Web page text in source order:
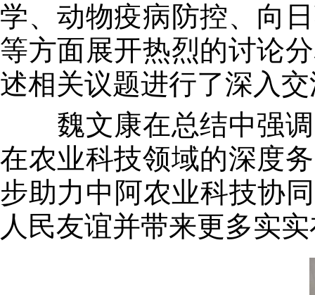
学、动物疫病防控、向
等方面展开热烈的讨论
述相关议题进行了深入
魏文康在总结中强调
在农业科技领域的深度
步助力中阿农业科技协
人民友谊并带来更多实